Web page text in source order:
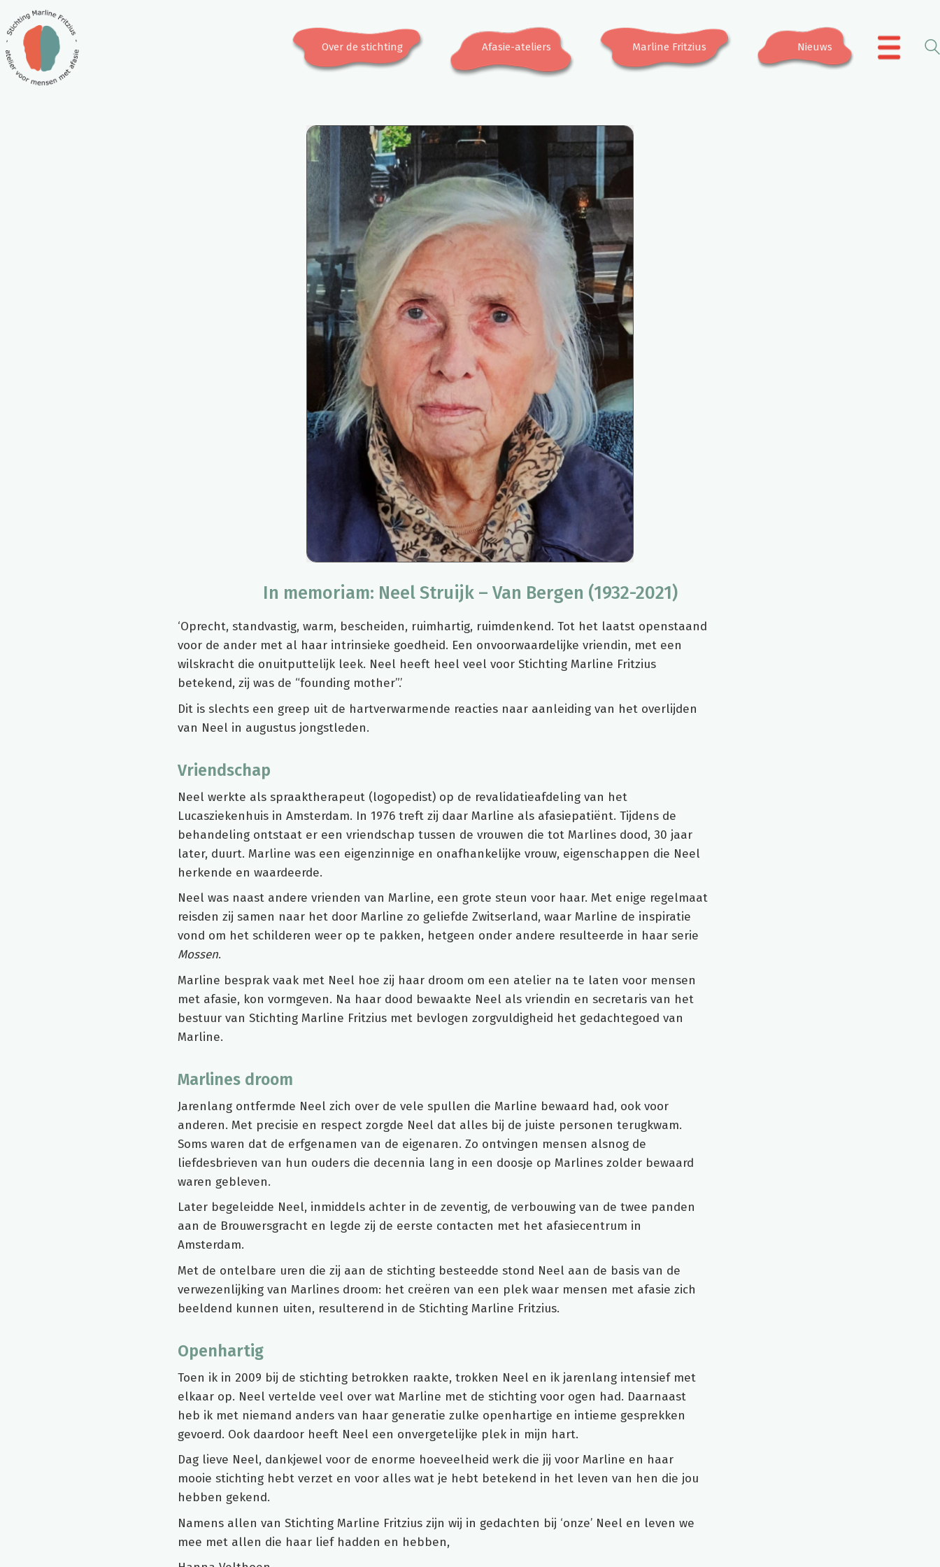
Over de stichting Afasie-ateliers Marline Fritzius Nieuws .
In memoriam: Neel Struijk – Van Bergen (1932-2021)
‘Oprecht, standvastig, warm, bescheiden, ruimhartig, ruimdenkend. Tot het laatst openstaand
voor de ander met al haar intrinsieke goedheid. Een onvoorwaardelijke vriendin, met een
wilskracht die onuitputtelijk leek. Neel heeft heel veel voor Stichting Marline Fritzius
betekend, zij was de “founding mother”.’
Dit is slechts een greep uit de hartverwarmende reacties naar aanleiding van het overlijden
van Neel in augustus jongstleden.
Vriendschap
Neel werkte als spraaktherapeut (logopedist) op de revalidatieafdeling van het
Lucasziekenhuis in Amsterdam. In 1976 treft zij daar Marline als afasiepatiënt. Tijdens de
behandeling ontstaat er een vriendschap tussen de vrouwen die tot Marlines dood, 30 jaar
later, duurt. Marline was een eigenzinnige en onafhankelijke vrouw, eigenschappen die Neel
herkende en waardeerde.
Neel was naast andere vrienden van Marline, een grote steun voor haar. Met enige regelmaat
reisden zij samen naar het door Marline zo geliefde Zwitserland, waar Marline de inspiratie
vond om het schilderen weer op te pakken, hetgeen onder andere resulteerde in haar serie
Mossen.
Marline besprak vaak met Neel hoe zij haar droom om een atelier na te laten voor mensen
met afasie, kon vormgeven. Na haar dood bewaakte Neel als vriendin en secretaris van het
bestuur van Stichting Marline Fritzius met bevlogen zorgvuldigheid het gedachtegoed van
Marline.
Marlines droom
Jarenlang ontfermde Neel zich over de vele spullen die Marline bewaard had, ook voor
anderen. Met precisie en respect zorgde Neel dat alles bij de juiste personen terugkwam.
Soms waren dat de erfgenamen van de eigenaren. Zo ontvingen mensen alsnog de
liefdesbrieven van hun ouders die decennia lang in een doosje op Marlines zolder bewaard
waren gebleven.
Later begeleidde Neel, inmiddels achter in de zeventig, de verbouwing van de twee panden
aan de Brouwersgracht en legde zij de eerste contacten met het afasiecentrum in
Amsterdam.
Met de ontelbare uren die zij aan de stichting besteedde stond Neel aan de basis van de
verwezenlijking van Marlines droom: het creëren van een plek waar mensen met afasie zich
beeldend kunnen uiten, resulterend in de Stichting Marline Fritzius.
Openhartig
Toen ik in 2009 bij de stichting betrokken raakte, trokken Neel en ik jarenlang intensief met
elkaar op. Neel vertelde veel over wat Marline met de stichting voor ogen had. Daarnaast
heb ik met niemand anders van haar generatie zulke openhartige en intieme gesprekken
gevoerd. Ook daardoor heeft Neel een onvergetelijke plek in mijn hart.
Dag lieve Neel, dankjewel voor de enorme hoeveelheid werk die jij voor Marline en haar
mooie stichting hebt verzet en voor alles wat je hebt betekend in het leven van hen die jou
hebben gekend.
Namens allen van Stichting Marline Fritzius zijn wij in gedachten bij ‘onze’ Neel en leven we
mee met allen die haar lief hadden en hebben,